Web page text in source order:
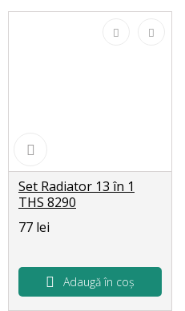
Set Radiator 13 în 1
THS 8290
77 lei
Adaugă în coș